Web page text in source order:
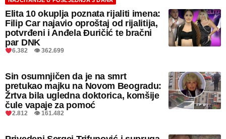
Elita 10 okuplja poznata rijaliti imena:
Filip Car najavio oproštaj od rijalitija,
potvrđeni i Anđela Đuričić te bračni
par DNK
6.382 👁 362.699
Sin osumnjičen da je na smrt
pretukao majku na Novom Beogradu:
Žrtva bila ugledna doktorica, komšije
čule vapaje za pomoć
2.812 👁 161.482